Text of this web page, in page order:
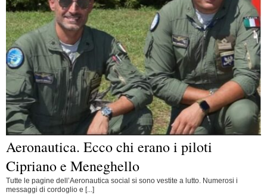
Aeronautica. Ecco chi erano i piloti
Cipriano e Meneghello
Tutte le pagine dell’Aeronautica social si sono vestite a lutto. Numerosi i
messaggi di cordoglio e [...]